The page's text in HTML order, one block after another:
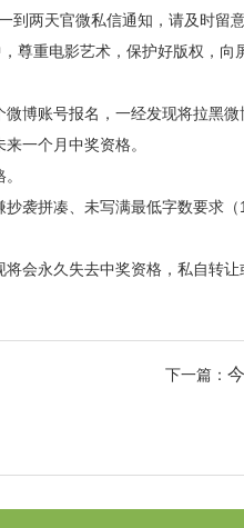
两天官微私信通知，请及时留意
重电影艺术，保护好版权，向
账号报名，一经发现将拉黑微
一个月中奖资格。
拼凑、未写满最低字数要求（
永久失去中奖资格，私自转让
下一篇：